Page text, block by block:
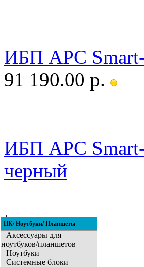
ИБП APC
91 190.00 р.
ИБП APC
черный
1
2 3 4 5 6 7 8 9 10 11
ПК/ Ноутбуки/ Планшеты
Аксессуары для
ноутбуков/планшетов
Ноутбуки
Системные блоки